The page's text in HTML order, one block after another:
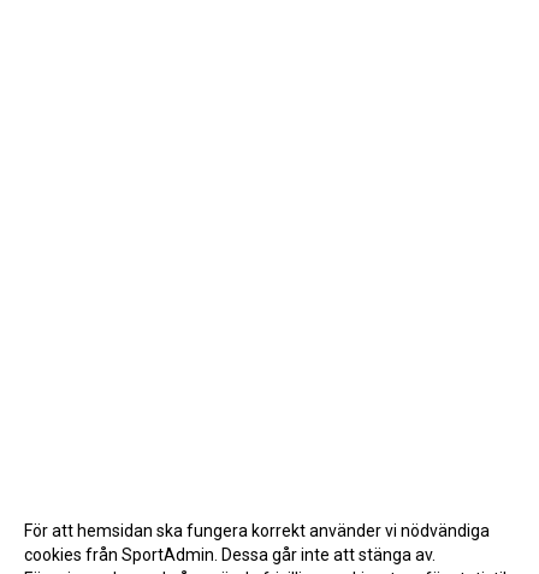
För att hemsidan ska fungera korrekt använder vi nödvändiga
cookies från SportAdmin. Dessa går inte att stänga av.